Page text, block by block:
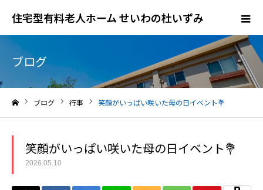
住宅型有料老人ホーム せいわの杜いずみ
ブログ
ブログ 行事 笑顔がいっぱい咲いた母の日イベント💐
笑顔がいっぱい咲いた母の日イベント💐
2026.05.10